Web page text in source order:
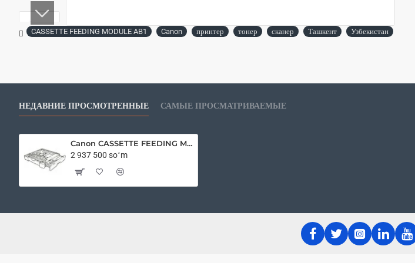
CASSETTE FEEDING MODULE AB1 Canon принтер тонер сканер Ташкент Узбекистан
НЕДАВНИЕ ПРОСМОТРЕННЫЕ САМЫЕ ПРОСМАТРИВАЕМЫЕ
Canon CASSETTE FEEDING MODULE AB1
2 937 500 soʻm